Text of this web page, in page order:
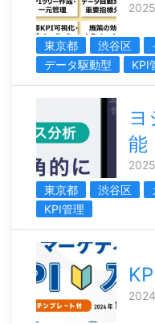
東京都 渋谷区
データ駆動型
KPI
ヨ
能
東京都
渋谷区
KPI管理